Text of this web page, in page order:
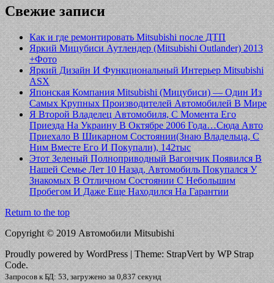
Свежие записи
Как и где ремонтировать Mitsubishi после ДТП
Яркий Мицубиси Аутлендер (Mitsubishi Outlander) 2013
+Фото
Яркий Дизайн И Функциональный Интерьер Mitsubishi
ASX
Японская Компания Mitsubishi (Мицубиси) — Один Из
Самых Крупных Производителей Автомобилей В Мире
Я Второй Владелец Автомобиля, С Момента Его
Приезда На Украину В Октябре 2006 Года…Сюда Авто
Приехало В Шикарном Состоянии(Знаю Владельца, С
Ним Вместе Его И Покупали), 142тыс
Этот Зеленый Полноприводный Вагончик Появился В
Нашей Семье Лет 10 Назад, Автомобиль Покупался У
Знакомых В Отличном Состоянии С Небольшим
Пробегом И Даже Еще Находился На Гарантии
Return to the top
Copyright © 2019 Автомобили Mitsubishi
Proudly powered by WordPress| Theme: StrapVert by WP Strap
Code.
Запросов к БД: 53, загружено за 0,837 секунд